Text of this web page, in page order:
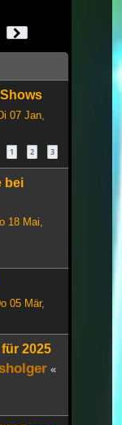
07 Jan,
1 2 3
bei
18 Mai,
05 Mär,
2025
«